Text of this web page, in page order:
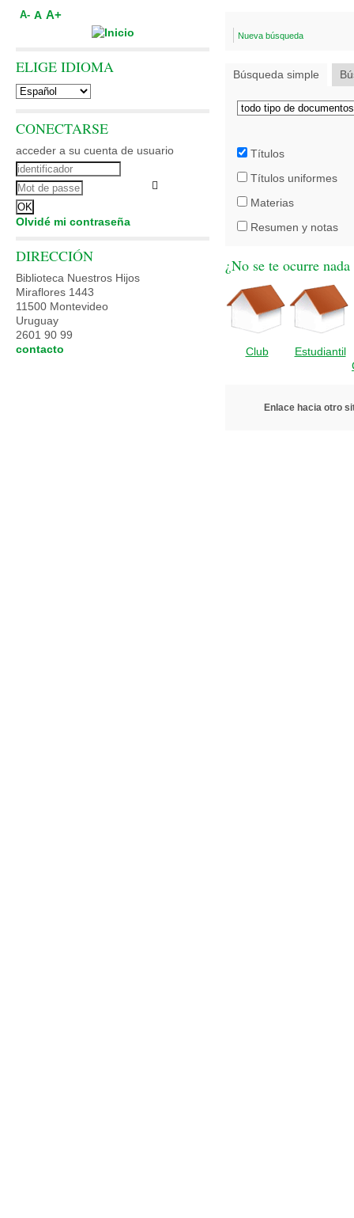
Nueva búsqueda
Búsqueda simple
Títulos
Títulos uniformes
Materias
Resumen y notas
¿No se te ocurre
Club
Estudiantil
Enlace hacia otro
A- A A+
ELIGE IDIOMA
CONECTARSE
acceder a su cuenta de usuario
Olvidé mi contraseña
DIRECCIÓN
Biblioteca Nuestros Hijos
Miraflores 1443
11500 Montevideo
Uruguay
2601 90 99
contacto